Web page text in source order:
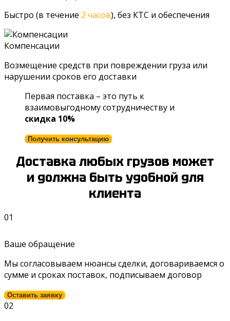
Быстро (в течение 2 часов), без КТС и обеспечения
Компенсации
Возмещение средств при повреждении груза или
нарушении сроков его доставки
Первая поставка – это путь к
взаимовыгодному сотрудничеству и
скидка 10%
Получить консультацию
Доставка любых грузов может
и должна быть удобной для
клиента
01
Ваше обращение
Мы согласовываем нюансы сделки, договариваемся о
сумме и сроках поставок, подписываем договор
Оставить заявку
02